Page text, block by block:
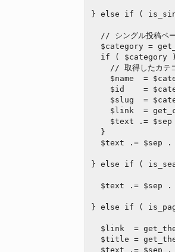
} else if (
} else if (
} else if (